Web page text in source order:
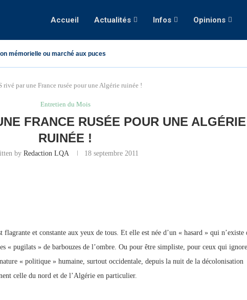
Accueil Actualités Infos Opinions
mémorielle ou marché aux puces
rivé par une France rusée pour une Algérie ruinée !
Entretien du Mois
FRANCE RUSÉE POUR UNE ALGÉRIE
RUINÉE !
byRedaction LQA 18 septembre 2011
et constante aux yeux de tous. Et elle est née d’un « hasard » qui n’existe
« pugilats » de barbouzes de l’ombre. Ou pour être simpliste, pour ceux qui
« politique » humaine, surtout occidentale, depuis la nuit de la décolonisation
celle du nord et de l’Algérie en particulier.